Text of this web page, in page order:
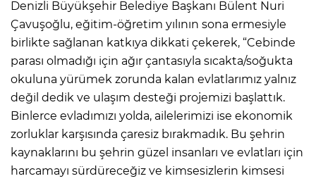
Denizli Büyükşehir Belediye Başkanı Bülent Nuri
Çavuşoğlu, eğitim-öğretim yılının sona ermesiyle
birlikte sağlanan katkıya dikkati çekerek, “Cebinde
parası olmadığı için ağır çantasıyla sıcakta/soğukta
okuluna yürümek zorunda kalan evlatlarımız yalnız
değil dedik ve ulaşım desteği projemizi başlattık.
Binlerce evladımızı yolda, ailelerimizi ise ekonomik
zorluklar karşısında çaresiz bırakmadık. Bu şehrin
kaynaklarını bu şehrin güzel insanları ve evlatları için
harcamayı sürdüreceğiz ve kimsesizlerin kimsesi